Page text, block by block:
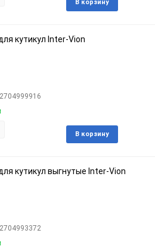
В корзину
кутикул Inter-Vion
В корзину
кутикул выгнутые Inter-Vion